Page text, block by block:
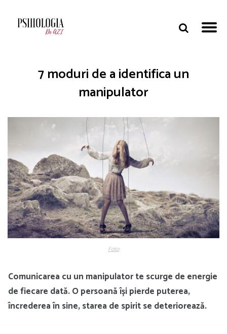
7 moduri de a identifica un
manipulator
Foto
Comunicarea cu un manipulator te scurge de energie
de fiecare dată. O persoană își pierde puterea,
încrederea în sine, starea de spirit se deteriorează.